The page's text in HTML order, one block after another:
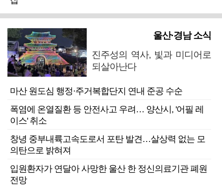
울산·경남 소식
진주성의 역사, 빛과 미디어로
되살아난다
마산 원도심 행정·주거복합단지 연내 준공 수순
폭염에 온열질환 등 안전사고 우려… 양산시, '어필 레
이스' 취소
창녕 중부내륙고속도로서 포탄 발견…살상력 없는 모
의탄으로 밝혀져
입원환자가 연달아 사망한 울산 한 정신의료기관 폐원
전망